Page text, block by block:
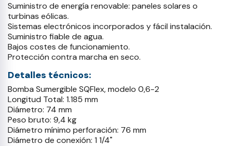
Suministro de energía renovable: paneles solares o
turbinas eólicas.
Sistemas electrónicos incorporados y fácil instalación.
Suministro fiable de agua.
Bajos costes de funcionamiento.
Protección contra marcha en seco.
Detalles técnicos:
Bomba Sumergible SQFlex, modelo 0,6-2
Longitud Total: 1.185 mm
Diámetro: 74 mm
Peso bruto: 9,4 kg
Diámetro mínimo perforación: 76 mm
Diámetro de conexión: 1 1/4"